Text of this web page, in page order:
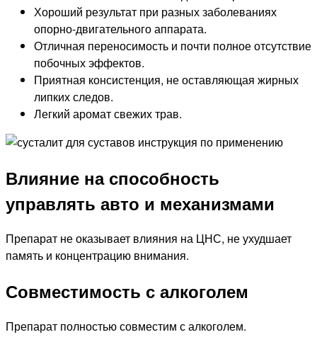
Хороший результат при разных заболеваниях
опорно-двигательного аппарата.
Отличная переносимость и почти полное отсутствие
побочных эффектов.
Приятная консистенция, не оставляющая жирных
липких следов.
Легкий аромат свежих трав.
Влияние на способность
управлять авто и механизмами
Препарат не оказывает влияния на ЦНС, не ухудшает
память и концентрацию внимания.
Совместимость с алкоголем
Препарат полностью совместим с алкоголем.